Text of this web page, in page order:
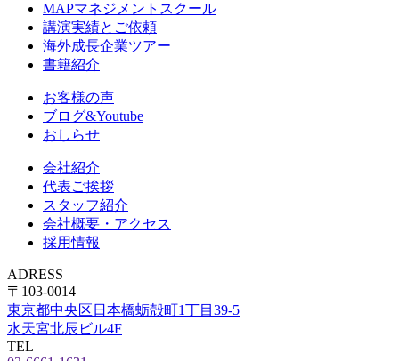
MAPマネジメントスクール
講演実績とご依頼
海外成長企業ツアー
書籍紹介
お客様の声
ブログ&Youtube
おしらせ
会社紹介
代表ご挨拶
スタッフ紹介
会社概要・アクセス
採用情報
ADRESS
〒103-0014
東京都中央区日本橋蛎殻町1丁目39-5
水天宮北辰ビル4F
TEL